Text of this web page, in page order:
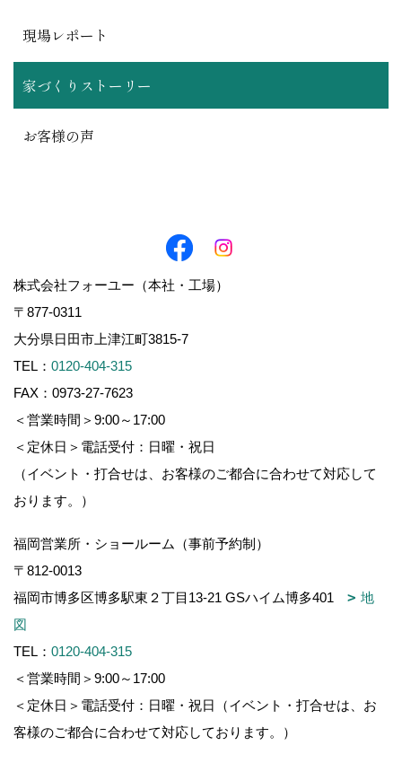
現場レポート
家づくりストーリー
お客様の声
株式会社フォーユー（本社・工場）
〒877-0311
大分県日田市上津江町3815-7
TEL： 0120-404-315
FAX：0973-27-7623
＜営業時間＞9:00～17:00
＜定休日＞電話受付：日曜・祝日
（イベント・打合せは、お客様のご都合に合わせて対応して
おります。）
福岡営業所・ショールーム（事前予約制）
〒812-0013
福岡市博多区博多駅東２丁目13-21 GSハイム博多401
地
図
TEL： 0120-404-315
＜営業時間＞9:00～17:00
＜定休日＞電話受付：日曜・祝日（イベント・打合せは、お
客様のご都合に合わせて対応しております。）